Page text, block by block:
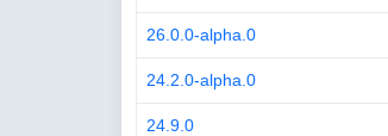
26.0.0-alpha.0
24.2.0-alpha.0
24.9.0